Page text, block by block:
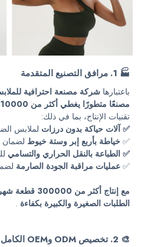
🏭 1. مرافق التصنيع المتقدمة
باعتبارهاشركة مصنعة احترافية
مصنعًا متطورًا يغطي أكثر من 10000 متر مربع
تقنيات الإنتاج، بما في ذلك:
✅ آلات حياكة بدون درزات لملابس
✅خياطة بأربع إبر وستة خيوط لضمان
✅ الطباعة بالنقل الحراري والتسامي
✅عمليات مراقبة الجودة الصارمة
مع إنتاج أكثر من 300000 قطعة شهريًا
الطلبات الصغيرة والكبيرة بكفاءة .
🎨 2. تخصيص ODM وOEM الكامل لعلامتك التجارية